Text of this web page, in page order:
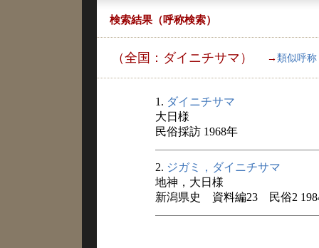
検索結果（呼称検索）
（全国：ダイニチサマ） → 類似呼称
1. ダイニチサマ
大日様
民俗採訪 1968年
2. ジガミ，ダイニチサマ
地神，大日様
新潟県史 資料編23 民俗2